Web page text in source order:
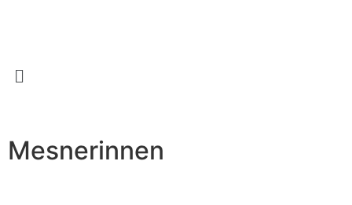
Mesnerinnen